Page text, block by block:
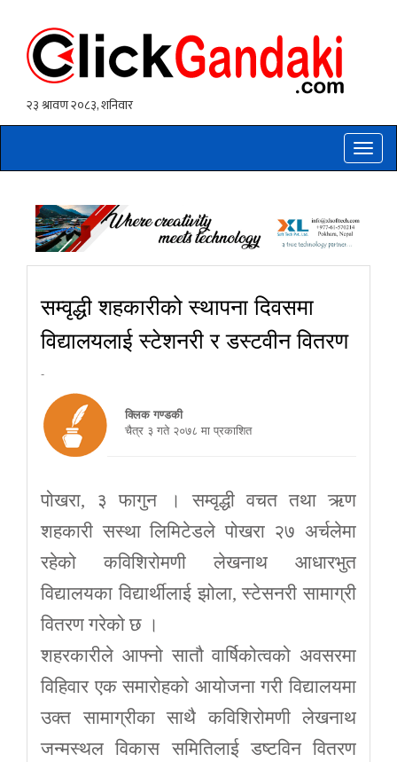
Toggle
सम्वृद्धी शहकारीको स्थापना दिवसमा
विद्यालयलाई स्टेशनरी र डस्टवीन वितरण
-
क्लिक गण्डकी
चैत्र ३ गते २०७८ मा प्रकाशित
पोखरा, ३ फागुन । सम्वृद्धी वचत तथा ऋण
शहकारी सस्था लिमिटेडले पोखरा २७ अर्चलेमा
रहेको कविशिरोमणी लेखनाथ आधारभुत
विद्यालयका विद्यार्थीलाई झोला, स्टेसनरी सामाग्री
वितरण गरेको छ ।
शहरकारीले आफ्नो सातौ वार्षिकोत्वको अवसरमा
विहिवार एक समारोहको आयोजना गरी विद्यालयमा
उक्त सामाग्रीका साथै कविशिरोमणी लेखनाथ
जन्मस्थल विकास समितिलाई डष्टविन वितरण